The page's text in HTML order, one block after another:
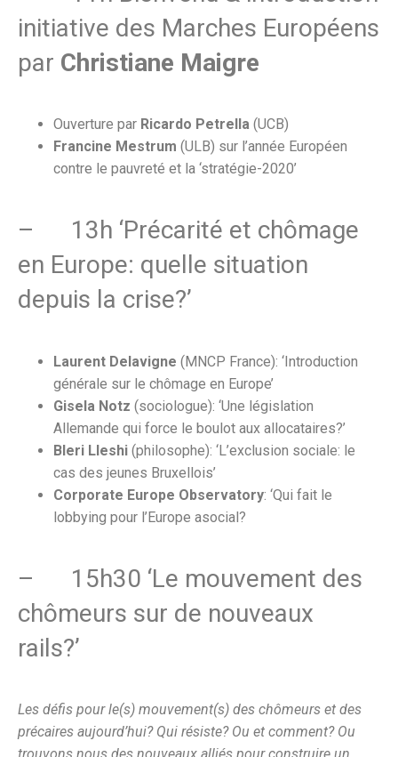
initiative des Marches Européens
par Christiane Maigre
Ouverture par Ricardo Petrella (UCB)
Francine Mestrum (ULB) sur l’année Européen
contre le pauvreté et la ‘stratégie-2020’
– 13h ‘Précarité et chômage
en Europe: quelle situation
depuis la crise?’
Laurent Delavigne (MNCP France): ‘Introduction
générale sur le chômage en Europe’
Gisela Notz (sociologue): ‘Une législation
Allemande qui force le boulot aux allocataires?’
Bleri Lleshi (philosophe): ‘L’exclusion sociale: le
cas des jeunes Bruxellois’
Corporate Europe Observatory: ‘Qui fait le
lobbying pour l’Europe asocial?
– 15h30 ‘Le mouvement des
chômeurs sur de nouveaux
rails?’
Les défis pour le(s) mouvement(s) des chômeurs et des
précaires aujourd’hui? Qui résiste? Ou et comment? Ou